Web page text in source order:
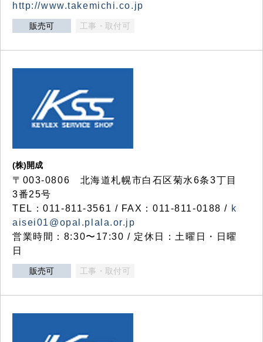
http://www.takemichi.co.jp
販売可 工事・取付可
(株)開成
〒003-0806 北海道札幌市白石区菊水6条3丁目
3番25号
TEL：011-811-3561 / FAX：011-811-0188 / k
aisei01@opal.plala.or.jp
営業時間：8:30〜17:30 / 定休日：土曜日・日曜
日
販売可 工事・取付可